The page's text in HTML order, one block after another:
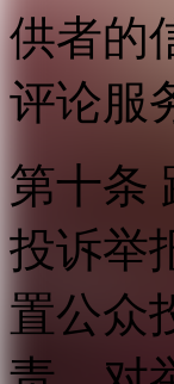
供者的
评论服
第十条
投诉举
置公众